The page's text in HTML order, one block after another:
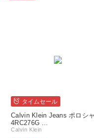
タイムセール
Calvin Klein Jeans ポロシ
4RC276G …
Calvin Klein